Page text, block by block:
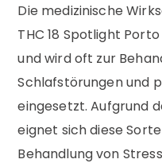
Die medizinische
THC 18 Spotlight
und wird oft zur
Schlafstörungen und
eingesetzt. Aufgrund
eignet sich diese
Behandlung von